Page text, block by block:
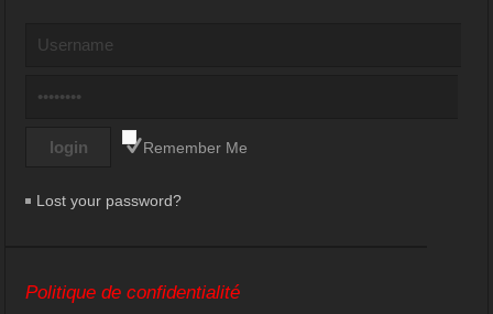
Remember Me
Lost your password?
Politique de confidentialité